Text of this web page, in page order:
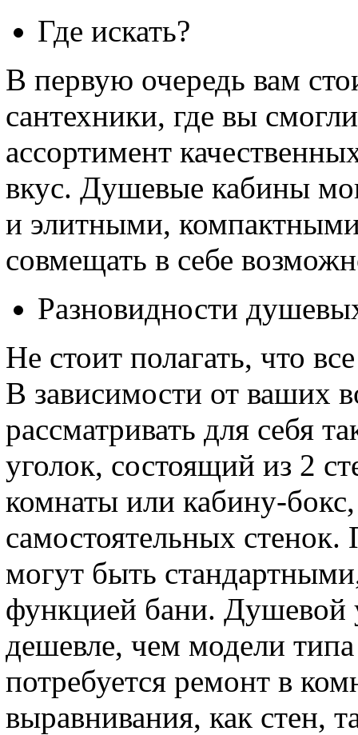
Где искать?
В первую очередь вам
сантехники, где вы
ассортимент
вкус. Душевые кабины
и элитными,
совмещать в себе
Разновидности
Не стоит полагать, что
В зависимости от ваших
рассматривать для себя
уголок, состоящий из 2
комнаты или кабину-
самостоятельных
могут быть
функцией бани. Душевой
дешевле, чем модели
потребуется ремонт в
выравнивания, как стен,